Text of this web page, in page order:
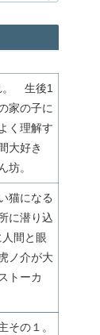
。 生後1
家の子に
く理解す
大好き
坊。
猫になる
に潜り込
間と眼
ノ介が大
トーカ
その１。